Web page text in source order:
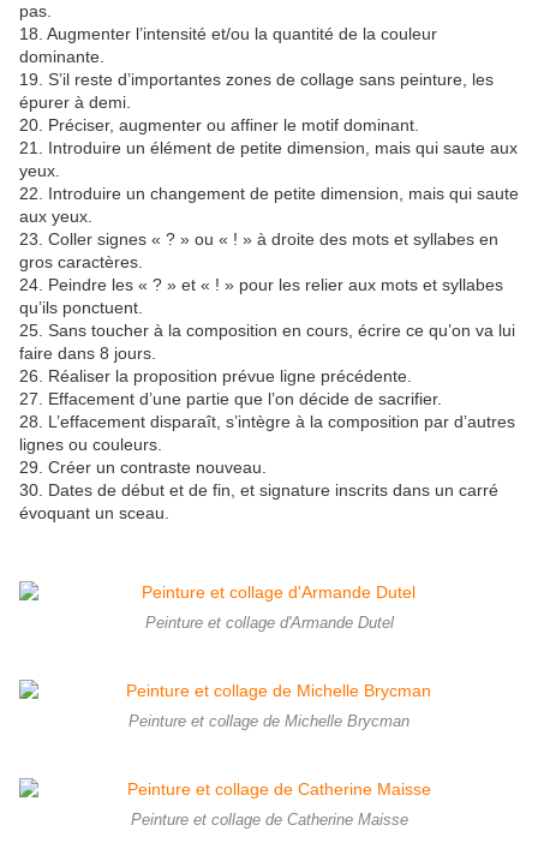
pas.
18. Augmenter l’intensité et/ou la quantité de la couleur
dominante.
19. S’il reste d’importantes zones de collage sans peinture, les
épurer à demi.
20. Préciser, augmenter ou affiner le motif dominant.
21. Introduire un élément de petite dimension, mais qui saute aux
yeux.
22. Introduire un changement de petite dimension, mais qui saute
aux yeux.
23. Coller signes « ? » ou « ! » à droite des mots et syllabes en
gros caractères.
24. Peindre les « ? » et « ! » pour les relier aux mots et syllabes
qu’ils ponctuent.
25. Sans toucher à la composition en cours, écrire ce qu’on va lui
faire dans 8 jours.
26. Réaliser la proposition prévue ligne précédente.
27. Effacement d’une partie que l’on décide de sacrifier.
28. L’effacement disparaît, s’intègre à la composition par d’autres
lignes ou couleurs.
29. Créer un contraste nouveau.
30. Dates de début et de fin, et signature inscrits dans un carré
évoquant un sceau.
Peinture et collage d'Armande Dutel
Peinture et collage de Michelle Brycman
Peinture et collage de Catherine Maisse